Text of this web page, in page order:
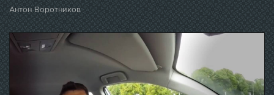
Антон Воротников